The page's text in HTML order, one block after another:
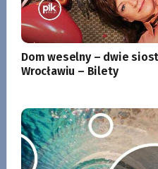
Dom weselny – dwie
Wrocławiu – Bilety